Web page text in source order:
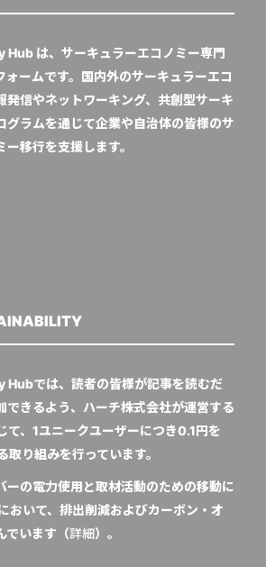
は、サーキュラーエコノミー専門
ォームです。国内外のサーキュラーエコ
発信やネットワーキング、共創型サーキ
グラムを通じて企業や自治体の皆様のサ
移行を支援します。
では、読者の皆様が記事を読むだ
できるよう、ハーチ株式会社が運営する
て、1ユニークユーザーにつき0.1円を
取り組みを行っています。
ーの電力使用と取材活動のための移動に
おいて、排出削減およびカーボン・オ
でいます（詳細）。